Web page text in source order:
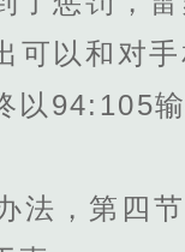
可以和对
以94:105输
，第四节